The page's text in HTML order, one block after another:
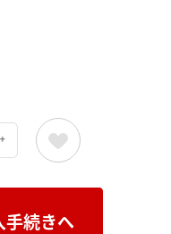
手続きへ